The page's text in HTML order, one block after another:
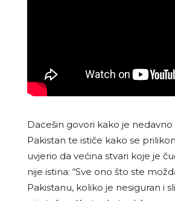
Dacešin govori kako je
Pakistan te ističe kako se
uvjerio da većina stvari koje je
nije istina: “Sve ono što ste
Pakistanu, koliko je nesiguran i